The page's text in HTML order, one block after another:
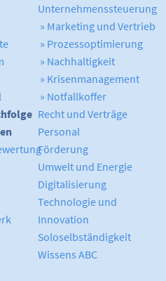
Unternehmenssteuerung
» Marketing und Vertrieb
» Prozessoptimierung
» Nachhaltigkeit
» Krisenmanagement
» Notfallkoffer
Recht und Verträge
Personal
Förderung
Umwelt und Energie
Digitalisierung
Technologie und
Innovation
Soloselbständigkeit
Wissens ABC